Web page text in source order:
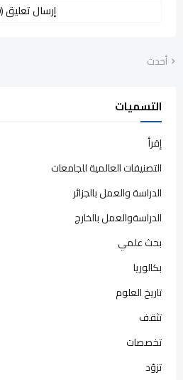
إرسال تعليق (0)
أحدث
التسميات
إقرأ
التصنيفات العالمية للجامعات
الدراسة والعمل بالجزائر
الدراسةوالعمل بالخارج
بحث علمي
بكالوريا
تاريخ العلوم
تثقف
تخصصات
تزوّد